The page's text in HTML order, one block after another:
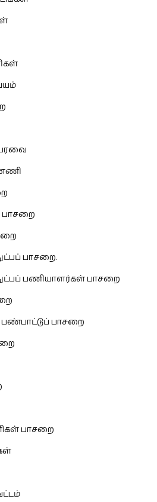
பாசறை
பாசறை.
பணியாளர்கள் பாசறை
பாசறை
பாசறை